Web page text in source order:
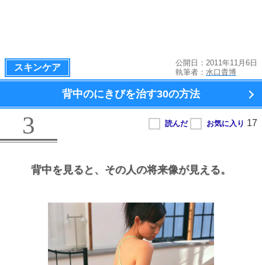
スキンケア
公開日：2011年11月6日
執筆者： 水口貴博
背中のにきびを治す30の方法
3
背中を見ると、 その人の将来像が見える。